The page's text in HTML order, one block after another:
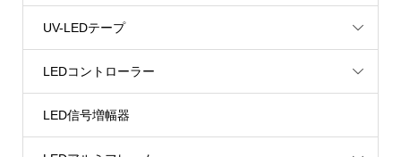
UV-LEDテープ
LEDコントローラー
LED信号増幅器